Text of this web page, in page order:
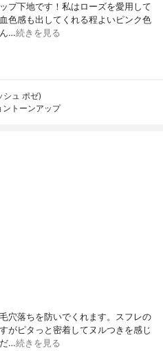
プ下地です！私はローズを愛用して
色感も出してくれる程よいピンク色
…続きを見る
シュ ポゼ)
ントーンアップ
穴落ちを防いでくれます。スフレの
がピタっと密着してヌルつきを感じ
…続きを見る